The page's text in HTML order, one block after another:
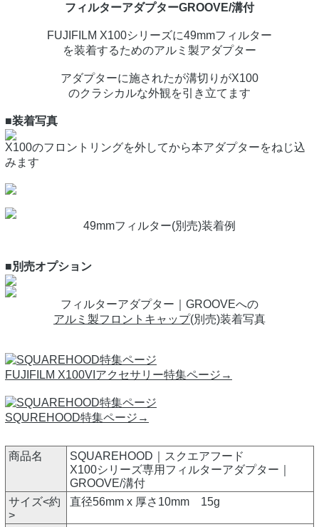
フィルターアダプターGROOVE/溝付
FUJIFILM X100シリーズに49mmフィルター
を装着するためのアルミ製アダプター
アダプターに施されたが溝切りがX100
のクラシカルな外観を引き立てます
■装着写真
X100のフロントリングを外してから本アダプターをねじ込
みます
49mmフィルター(別売)装着例
■別売オプション
フィルターアダプター｜GROOVEへの
アルミ製フロントキャップ(別売)装着写真
FUJIFILM X100VIアクセサリー特集ページ→
SQUREHOOD特集ページ→
商品名
SQUAREHOOD｜スクエアフード
X100シリーズ専用フィルターアダプター｜
GROOVE/溝付
サイズ<約
>
直径56mm x 厚さ10mm 15g